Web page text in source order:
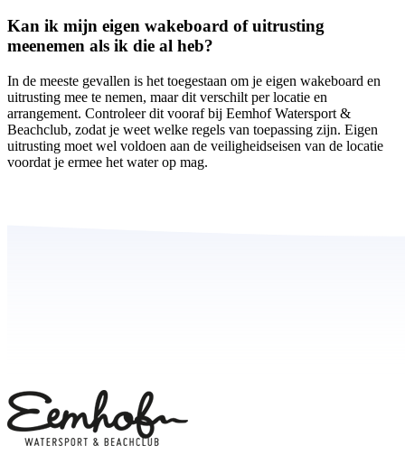
Kan ik mijn eigen wakeboard of uitrusting
meenemen als ik die al heb?
In de meeste gevallen is het toegestaan om je eigen wakeboard en
uitrusting mee te nemen, maar dit verschilt per locatie en
arrangement. Controleer dit vooraf bij Eemhof Watersport &
Beachclub, zodat je weet welke regels van toepassing zijn. Eigen
uitrusting moet wel voldoen aan de veiligheidseisen van de locatie
voordat je ermee het water op mag.